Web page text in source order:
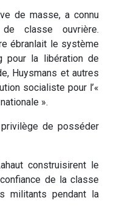
de masse, a connu
classe ouvrière.
ébranlait le système
pour la libération de
Huysmans et autres
socialiste pour l’«
».
de posséder
construisirent le
de la classe
militants pendant la